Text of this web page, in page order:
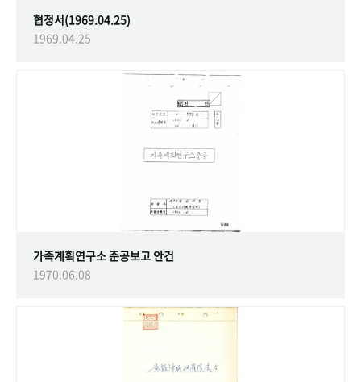
협정서(1969.04.25)
1969.04.25
가족계획연구소 준공보고 안건
1970.06.08